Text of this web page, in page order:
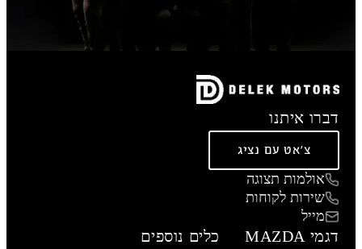
דברו איתנו
צ'אט עם נציג
אולמות תצוגה
שירות לקוחות
מייל
דגמי MAZDA כלים נוספים